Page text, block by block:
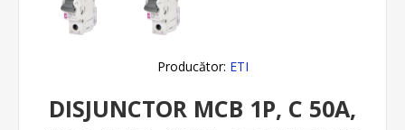
Producător: ETI
DISJUNCTOR MCB 1P, C 50A,